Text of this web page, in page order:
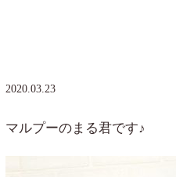
2020.03.23
マルプーのまる君です♪